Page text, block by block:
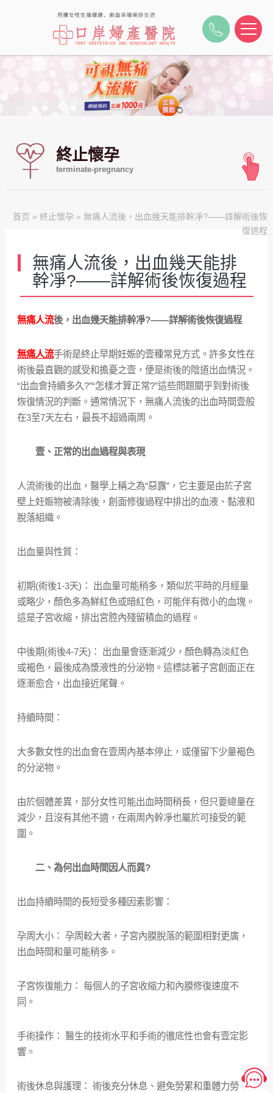
終止懷孕
terminate-pregnancy
首页 »終止懷孕 » 無痛人流後，出血幾天能排幹凈?——詳解術後恢
復過程
無痛人流後，出血幾天能排
幹凈?——詳解術後恢復過程
無痛人流後，出血幾天能排幹凈?——詳解術後恢復過程
無痛人流手術是終止早期妊娠的壹種常見方式。許多女性在
術後最直觀的感受和擔憂之壹，便是術後的陰道出血情況。
“出血會持續多久?”“怎樣才算正常?”這些問題關乎到對術後
恢復情況的判斷。通常情況下，無痛人流後的出血時間壹般
在3至7天左右，最長不超過兩周。
壹、正常的出血過程與表現
人流術後的出血，醫學上稱之為“惡露”，它主要是由於子宮
壁上妊娠物被清除後，創面修復過程中排出的血液、黏液和
脫落組織。
出血量與性質：
初期(術後1-3天)： 出血量可能稍多，類似於平時的月經量
或略少，顏色多為鮮紅色或暗紅色，可能伴有微小的血塊。
這是子宮收縮，排出宮腔內殘留積血的過程。
中後期(術後4-7天)： 出血量會逐漸減少，顏色轉為淡紅色
或褐色，最後成為漿液性的分泌物。這標誌著子宮創面正在
逐漸愈合，出血接近尾聲。
持續時間：
大多數女性的出血會在壹周內基本停止，或僅留下少量褐色
的分泌物。
由於個體差異，部分女性可能出血時間稍長，但只要總量在
減少，且沒有其他不適，在兩周內幹凈也屬於可接受的範
圍。
二、為何出血時間因人而異?
出血持續時間的長短受多種因素影響：
孕周大小： 孕周較大者，子宮內膜脫落的範圍相對更廣，
出血時間和量可能稍多。
子宮恢復能力： 每個人的子宮收縮力和內膜修復速度不
同。
手術操作： 醫生的技術水平和手術的徹底性也會有壹定影
響。
術後休息與護理： 術後充分休息、避免勞累和重體力勞